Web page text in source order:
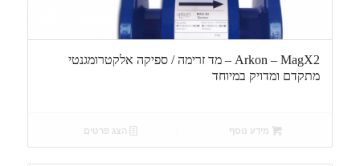
Arkon – MagX2 – מד זרימה / ספיקה אלקטרומגנטי
מתקדם ומדויק במיוחד
מידע נוסף הצג פרטים